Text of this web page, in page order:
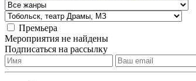
Премьера
Мероприятия не найдены
Подписаться на рассылку